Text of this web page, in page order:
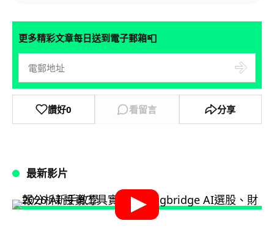
更多精彩文章每日送到電子郵箱📮
讚好0 看留言 分享
最新影片